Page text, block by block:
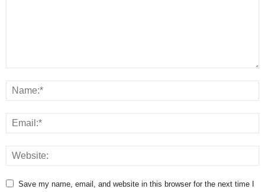
Save my name, email, and website in this browser for the next time I